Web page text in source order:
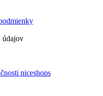
údajov
niceshops